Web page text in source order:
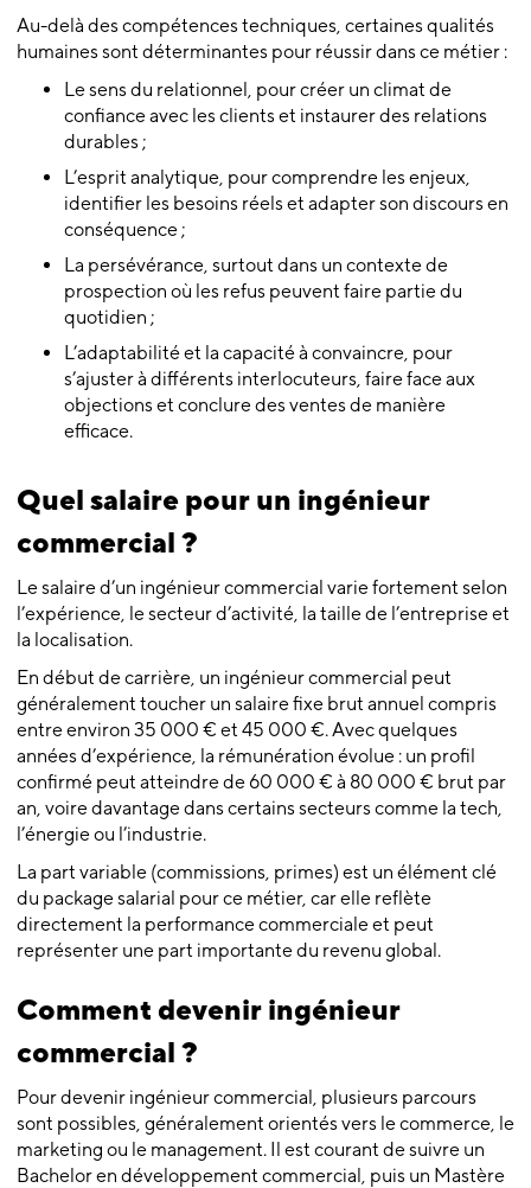
Au-delà des compétences techniques, certaines qualités
humaines sont déterminantes pour réussir dans ce métier :
Le sens du relationnel, pour créer un climat de
confiance avec les clients et instaurer des relations
durables ;
L’esprit analytique, pour comprendre les enjeux,
identifier les besoins réels et adapter son discours en
conséquence ;
La persévérance, surtout dans un contexte de
prospection où les refus peuvent faire partie du
quotidien ;
L’adaptabilité et la capacité à convaincre, pour
s’ajuster à différents interlocuteurs, faire face aux
objections et conclure des ventes de manière
efficace.
Quel salaire pour un ingénieur
commercial ?
Le salaire d’un ingénieur commercial varie fortement selon
l’expérience, le secteur d’activité, la taille de l’entreprise et
la localisation.
En début de carrière, un ingénieur commercial peut
généralement toucher un salaire fixe brut annuel compris
entre environ 35 000 € et 45 000 €. Avec quelques
années d’expérience, la rémunération évolue : un profil
confirmé peut atteindre de 60 000 € à 80 000 € brut par
an, voire davantage dans certains secteurs comme la tech,
l’énergie ou l’industrie.
La part variable (commissions, primes) est un élément clé
du package salarial pour ce métier, car elle reflète
directement la performance commerciale et peut
représenter une part importante du revenu global.
Comment devenir ingénieur
commercial ?
Pour devenir ingénieur commercial, plusieurs parcours
sont possibles, généralement orientés vers le commerce, le
marketing ou le management. Il est courant de suivre un
Bachelor en développement commercial, puis un Mastère